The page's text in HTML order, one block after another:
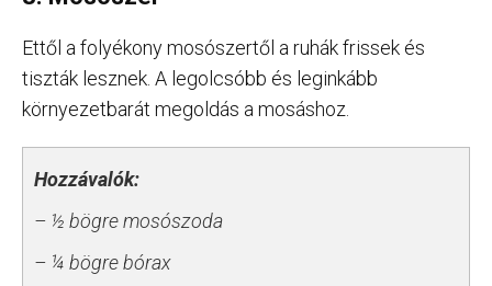
Ettől a folyékony mosószertől a ruhák frissek és
tiszták lesznek. A legolcsóbb és leginkább
környezetbarát megoldás a mosáshoz.
Hozzávalók:
– ½ bögre mosószoda
– ¼ bögre bórax